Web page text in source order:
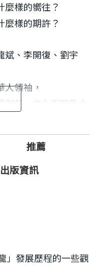
麼樣的嚮往？
麼樣的期許？
斌、李開復、劉宇
領袖，
創新、文化版圖及企
身長期的觀察與經
美善的未來願景。
推薦
出版資訊
」發展歷程的一些觀